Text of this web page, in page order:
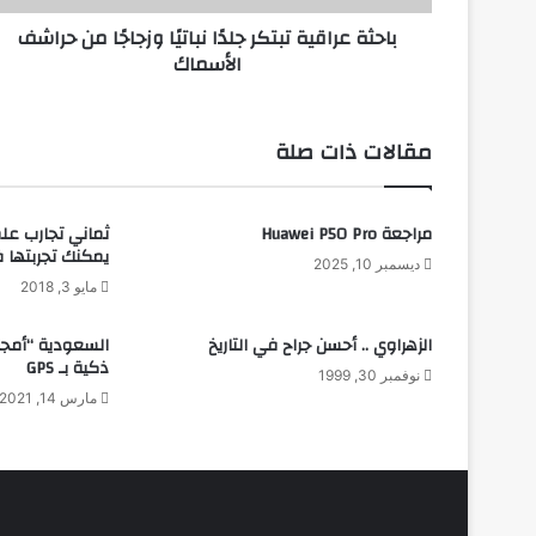
الأسماك
باحثة عراقية تبتكر جلدًا نباتيًا وزجاجًا من حراشف
الأسماك
مقالات ذات صلة
مراجعة Huawei P50 Pro
ديسمبر 10, 2025
ثماني تجارب
يمكنك
مايو 3, 2018
الزهراوي .. أحسن جراح في التاريخ
نوفمبر 30, 1999
السعودية
ذكية بـ GPS
مارس 14, 2021